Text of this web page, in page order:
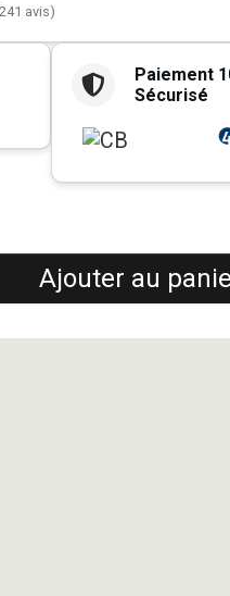
avis)
Paiement
Sécurisé
Ajouter au